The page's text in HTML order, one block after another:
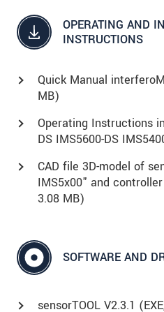
OPERATING AND
INSTRUCTIONS
Quick Manual
MB)
Operating Instructions
DS IMS5600-DS
CAD file 3D-model of
IMS5x00" and
3.08 MB)
SOFTWARE AND
sensorTOOL V2.3.1 (EXE